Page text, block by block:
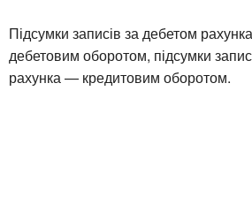
Підсумки записів за дебетом
дебетовим оборотом, підсумки
рахунка — кредитовим оборотом.